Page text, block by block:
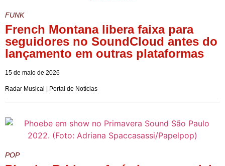
FUNK
French Montana libera faixa para
seguidores no SoundCloud antes do
lançamento em outras plataformas
15 de maio de 2026
Radar Musical | Portal de Notícias
POP